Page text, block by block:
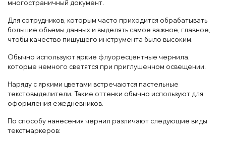
многостраничный документ.
Для сотрудников, которым часто приходится обрабатывать
большие объемы данных и выделять самое важное, главное,
чтобы качество пишущего инструмента было высоким.
Обычно используют яркие флуоресцентные чернила,
которые немного светятся при приглушенном освещении.
Наряду с яркими цветами встречаются пастельные
текстовыделители. Такие оттенки обычно используют для
оформления ежедневников.
По способу нанесения чернил различают следующие виды
текстмаркеров: